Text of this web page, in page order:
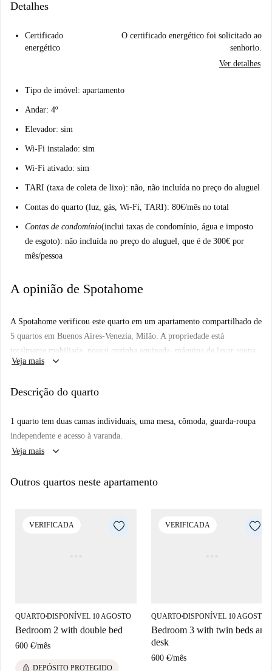
Detalhes
Certificado
energético
O certificado energético foi solicitado ao
senhorio.
Ver detalhes
Tipo de imóvel: apartamento
Andar: 4º
Elevador: sim
Wi-Fi instalado: sim
Wi-Fi ativado: sim
TARI (taxa de coleta de lixo): não, não incluída no preço do aluguel
Contas do quarto (luz, gás, Wi-Fi, TARI): 80€/mês no total
Contas de condomínio(inclui taxas de condomínio, água e imposto
de esgoto): não incluída no preço do aluguel, que é de 300€ por
mês/pessoa
A opinião de Spotahome
A Spotahome verificou este quarto em um apartamento compartilhado de
5 quartos em Buenos Aires-Venezia, Milão. A propriedade está
totalmente mobiliada, possui cozinha equipada, máquina de lavar roupa
privativa, forno, TV e roupa de cama inclusa. Os hóspedes devem
condicionado, mas o aquecimento está incluído.
por diversas comodidades. Opções gastronômicas próximas incluem o
Vortex Lounge, o Circavinum e o Il Papavero. Mercados como o
to.market e o Sigma também ficam próximos. A localização oferece fácil
Veja mais keyboard_arrow_down
Descrição do quarto
1 quarto tem duas camas individuais, uma mesa, cômoda, guarda-roupa
independente e acesso à varanda.
Veja mais
keyboard_arrow_down
Outros quartos neste apartamento
VERIFICADA
QUARTO■DISPONÍVEL 10 AGOSTO
Bedroom 2 with double bed
600 €/mês
lock DEPÓSITO PROTEGIDO
VERIFICADA
QUARTO■DISPONÍVEL 10 AGOSTO
Bedroom 3 with twin beds and
desk
600 €/mês